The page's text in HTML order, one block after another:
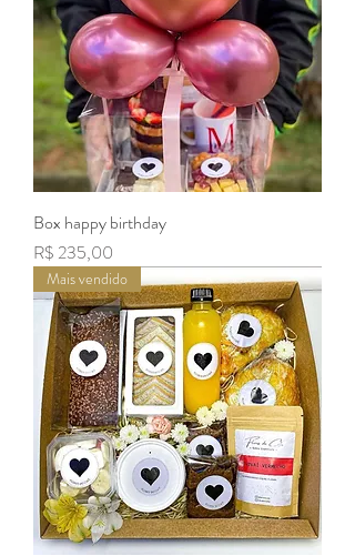
Box happy birthday
Preço
R$ 235,00
Mais vendido